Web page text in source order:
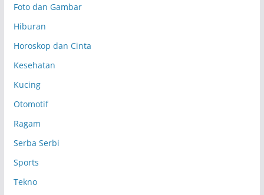
Foto dan Gambar
Hiburan
Horoskop dan Cinta
Kesehatan
Kucing
Otomotif
Ragam
Serba Serbi
Sports
Tekno